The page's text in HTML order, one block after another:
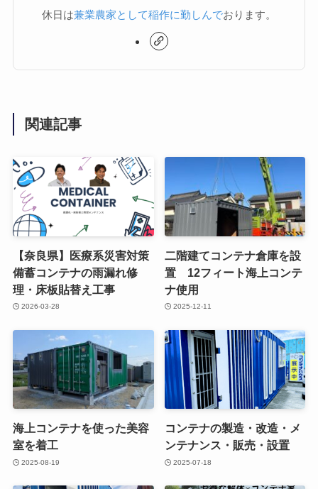
休日は兼業農家として稲作に勤しんでおります。
関連記事
【奈良県】医療系災害対策
備蓄コンテナの雨漏れ修
理・床板貼替え工事
2026-03-28
二階建てコンテナ倉庫を設
置 12フィート海上コンテ
ナ使用
2025-12-11
海上コンテナを使った美容
室を着工
2025-08-19
コンテナの製造・改造・メ
ンテナンス・販売・設置
2025-07-18